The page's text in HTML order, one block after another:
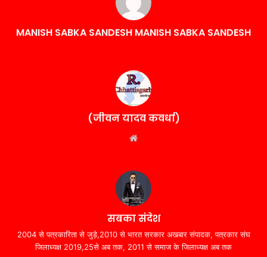
MANISH SABKA SANDESH MANISH SABKA SANDESH
(जीवन यादव कवर्धा)
सबका संदेश
2004 से पत्रकारिता से जुड़े,2010 से भारत सरकार अखबार संपादक, पत्रकार संघ
जिलाध्यक्ष 2019,25से अब तक, 2011 से समाज के जिलाध्यक्ष अब तक